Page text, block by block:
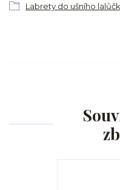
Labrety do ušního